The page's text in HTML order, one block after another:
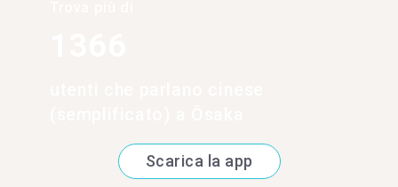
Scarica la app